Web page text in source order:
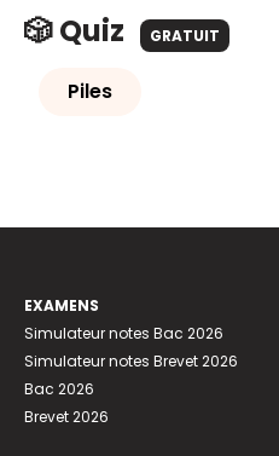
🎲 Quiz GRATUIT
Piles
EXAMENS
Simulateur notes Bac 2026
Simulateur notes Brevet 2026
Bac 2026
Brevet 2026